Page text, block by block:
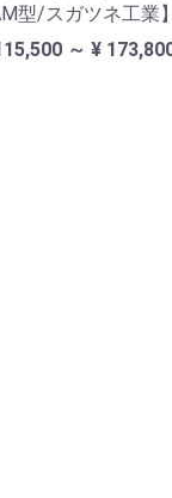
型/スガツネ工業】
～ ¥